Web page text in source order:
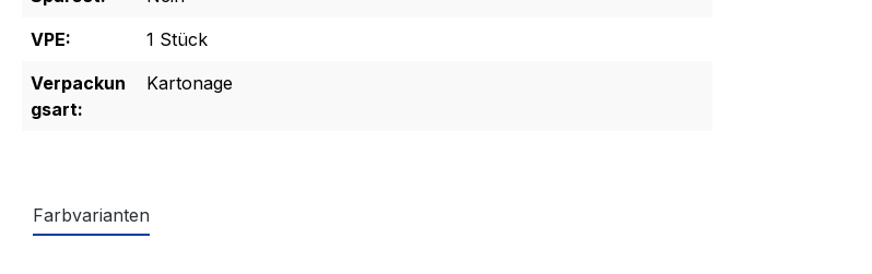
VPE:
1 Stück
Verpackun
gsart:
Kartonage
Farbvarianten